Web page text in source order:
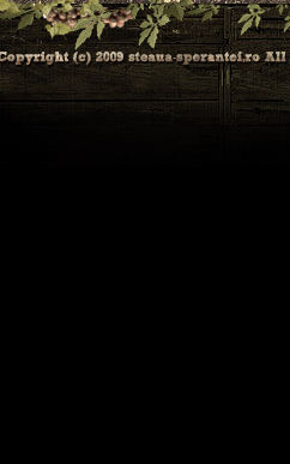
S-a dovedit a fi o iapa extrem
cu DYADCHREIN si ZORO, dar
In prezent, DORA este complet
abordata cu multa blandete si
fiecare zi sa se convinga ca